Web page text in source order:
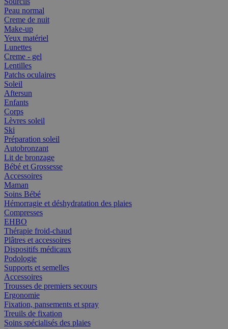
Peau normal
Creme de nuit
Make-up
Yeux matériel
Lunettes
Creme - gel
Lentilles
Patchs oculaires
Soleil
Aftersun
Enfants
Corps
Lèvres soleil
Ski
Préparation soleil
Autobronzant
Lit de bronzage
Bébé et Grossesse
Accessoires
Maman
Soins Bébé
Hémorragie et déshydratation des plaies
Compresses
EHBO
Thérapie froid-chaud
Plâtres et accessoires
Dispositifs médicaux
Podologie
Supports et semelles
Accessoires
Trousses de premiers secours
Ergonomie
Fixation, pansements et spray
Treuils de fixation
Soins spécialisés des plaies